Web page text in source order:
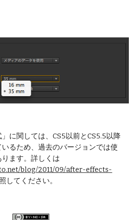
に関しては、CS5以前とCS5.5以降
るため、過去のバージョンでは使
ます。詳しくは
blog/2011/09/after-effects-
してください。